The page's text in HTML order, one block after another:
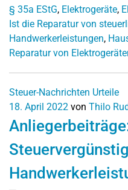
§ 35a EStG, Elektrogeräte,
Ist die Reparatur von
Handwerkerleistungen,
Reparatur von
Steuer-Nachrichten Urteile
18. April 2022 von Thilo